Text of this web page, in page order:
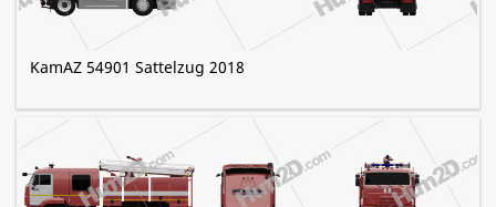
KamAZ 54901 Sattelzug 2018